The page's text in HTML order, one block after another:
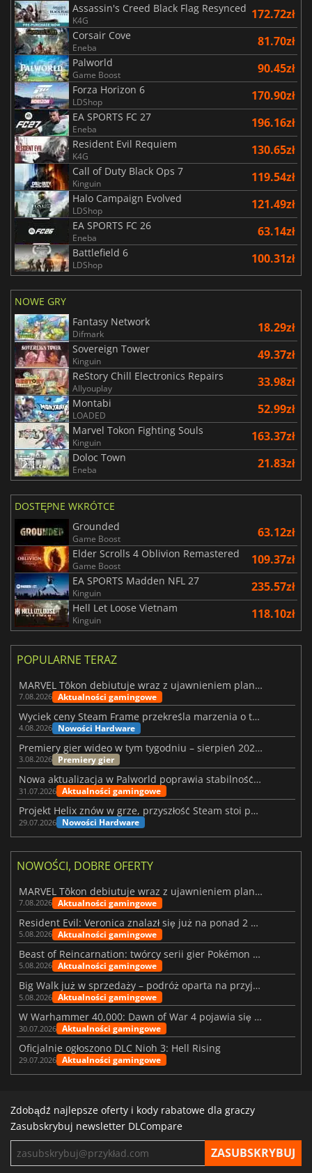
Assassin's Creed Black Flag Resynced
K4G 172.72zł
Corsair Cove
Eneba 81.70zł
Palworld
Game Boost 90.45zł
Forza Horizon 6
LDShop 170.90zł
EA SPORTS FC 27
Eneba 196.16zł
Resident Evil Requiem
K4G 130.65zł
Call of Duty Black Ops 7
Kinguin 119.54zł
Halo Campaign Evolved
LDShop 121.49zł
EA SPORTS FC 26
Eneba 63.14zł
Battlefield 6
LDShop 100.31zł
NOWE GRY
Fantasy Network
Difmark 18.29zł
Sovereign Tower
Kinguin 49.37zł
ReStory Chill Electronics Repairs
Allyouplay 33.98zł
Montabi
LOADED 52.99zł
Marvel Tokon Fighting Souls
Kinguin 163.37zł
Doloc Town
Eneba 21.83zł
DOSTĘPNE WKRÓTCE
Grounded
Game Boost 63.12zł
Elder Scrolls 4 Oblivion Remastered
Game Boost 109.37zł
EA SPORTS Madden NFL 27
Kinguin 235.57zł
Hell Let Loose Vietnam
Kinguin 118.10zł
POPULARNE TERAZ
MARVEL Tōkon debiutuje wraz z ujawnieniem planu rozwoju na pierwszy rok
7.08.2026 Aktualności gamingowe
Wyciek ceny Steam Frame przekreśla marzenia o tanim zestawie VR
4.08.2026 Nowości Hardware
Premiery gier wideo w tym tygodniu – sierpień 2026 r. (32. tydzień)
3.08.2026 Premiery gier
Nowa aktualizacja w Palworld poprawia stabilność Sunreach i walk z bossami
31.07.2026 Aktualności gamingowe
Projekt Helix znów w grze, przyszłość Steam stoi pod znakiem zapytania
29.07.2026 Nowości Hardware
NOWOŚCI, DOBRE OFERTY
MARVEL Tōkon debiutuje wraz z ujawnieniem planu rozwoju na pierwszy rok
7.08.2026 Aktualności gamingowe
Resident Evil: Veronica znalazł się już na ponad 2 milionach list życzeń
5.08.2026 Aktualności gamingowe
Beast of Reincarnation: twórcy serii gier Pokémon wkraczają na nową ścieżkę
5.08.2026 Aktualności gamingowe
Big Walk już w sprzedaży – podróż oparta na przyjaźni
5.08.2026 Aktualności gamingowe
W Warhammer 40,000: Dawn of War 4 pojawia się frakcja Nekronów
30.07.2026 Aktualności gamingowe
Oficjalnie ogłoszono DLC Nioh 3: Hell Rising
29.07.2026 Aktualności gamingowe
Zdobądź najlepsze oferty i kody rabatowe dla graczy
Zasubskrybuj newsletter DLCompare